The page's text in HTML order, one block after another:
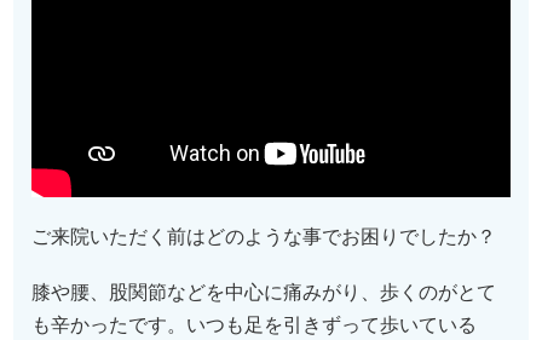
ご来院いただく前はどのような事でお困りでしたか？
膝や腰、股関節などを中心に痛みがり、歩くのがとて
も辛かったです。いつも足を引きずって歩いている